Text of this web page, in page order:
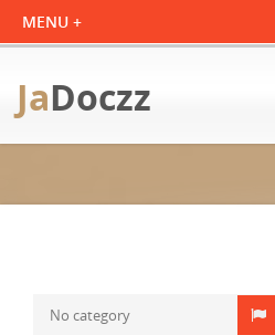
JaDoczz
No category